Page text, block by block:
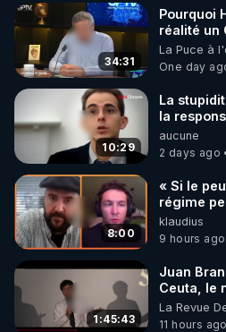
▶ 30 jours gratuit sur
de bien-être ENVOL :
Rendez-vous sur https://
le code : REGENERE
34:31
Pourquoi
réalité un
on répond
La Puce à
One day
10:29
La
la
carbone.
aucune
2 days ago
8:00
« Si le
régime
»
klaudius
9 hours ago
1:45:43
Juan
Ceuta, le
pouvoir en
La Revue
11 hours ago